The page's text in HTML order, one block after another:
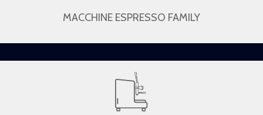
MACCHINE ESPRESSO FAMILY